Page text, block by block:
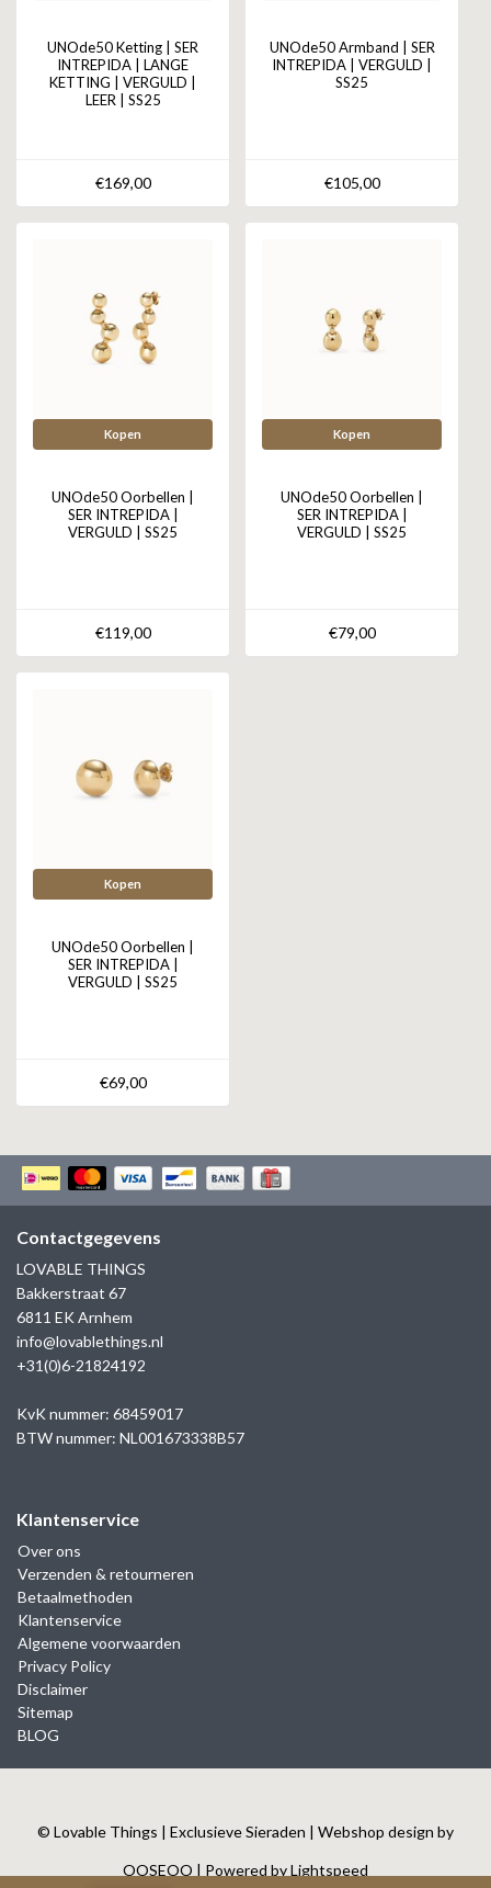
UNOde50 Ketting | SER
INTREPIDA | LANGE
KETTING | VERGULD |
LEER | SS25
€169,00
UNOde50 Armband | SER
INTREPIDA | VERGULD |
SS25
€105,00
Kopen
UNOde50 Oorbellen |
SER INTREPIDA |
VERGULD | SS25
€119,00
Kopen
UNOde50 Oorbellen |
SER INTREPIDA |
VERGULD | SS25
€79,00
Kopen
UNOde50 Oorbellen |
SER INTREPIDA |
VERGULD | SS25
€69,00
Contactgegevens
LOVABLE THINGS
Bakkerstraat 67
6811 EK Arnhem
info@lovablethings.nl
+31(0)6-21824192
KvK nummer: 68459017
BTW nummer: NL001673338B57
Klantenservice
Over ons
Verzenden & retourneren
Betaalmethoden
Klantenservice
Algemene voorwaarden
Privacy Policy
Disclaimer
Sitemap
BLOG
© Lovable Things | Exclusieve Sieraden | Webshop design by
OOSEOO | Powered byLightspeed